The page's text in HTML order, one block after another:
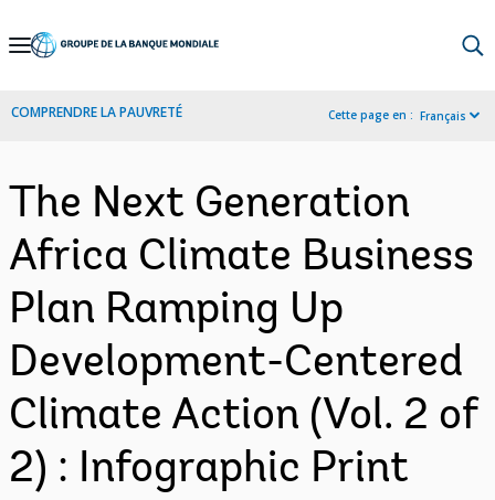
Skip
Navigation
COMPRENDRE LA PAUVRETÉ Cette page en : Français
The Next Generation
Africa Climate Business
Plan Ramping Up
Development-Centered
Climate Action (Vol. 2 of
2) : Infographic Print